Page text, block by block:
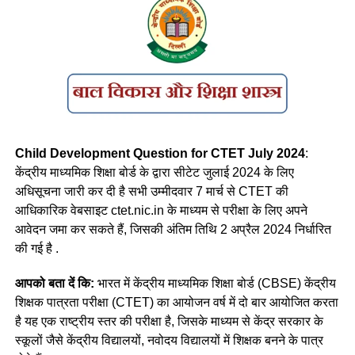
के गाँवों में रहने वाले लोगों को बनाना चाहिए।
(a) सपाट छत वाले बांस के घर
(b) सपाट् छत वाले पत्थर या लकड़ी के घर
(c) बांस के खंभों पर वने ढालू छत वाले घर
(d) मिट्टी और फूस के घर जिनकी ढालू छतें कंटीली झाड़ियों की बनी होती
हैं
Ans c
Q.6 उस महिला वेट-लिफ्टर का नाम क्या है जिसने अंतरराष्ट्रीय खेल
प्रतियोगिताओं में 29 मेडल जीते हैं?
(a) वाहिदा प्रिज्म
(b) सुनीता विलियम्स
c) A, C और D
(b) B, C और D
Ans- (a)
Q. किसी राष्ट्रीय पाठ्यचर्या की रूपरेखा ने यह सिफारिश की थी कि पहले
दो वर्षों अर्थात् कक्षाएँ । और II में पर्यावरण अध्ययन में प्राकृतिक एवं
सामाजिक वातावरण दोनों सम्मिलित होंगे, जबकि कक्षा III से V में, सामाजिक
(a) एन.सी.एफ. 2000
(b) एन.सी.एफ. 1988
Child Development Question for CTET July 2024:
केंद्रीय माध्यमिक शिक्षा बोर्ड के द्वारा सीटेट जुलाई 2024 के लिए
अधिसूचना जारी कर दी है सभी उम्मीदवार 7 मार्च से CTET की
आधिकारिक वेबसाइट ctet.nic.in के माध्यम से परीक्षा के लिए अपने
आवेदन जमा कर सकते हैं, जिसकी अंतिम तिथि 2 अप्रैल 2024 निर्धारित
की गई है .
आपको बता दें कि: भारत में केंद्रीय माध्यमिक शिक्षा बोर्ड (CBSE) केंद्रीय
शिक्षक पात्रता परीक्षा (CTET) का आयोजन वर्ष में दो बार आयोजित करता
है यह एक राष्ट्रीय स्तर की परीक्षा है, जिसके माध्यम से केंद्र सरकार के
स्कूलों जैसे केंद्रीय विद्यालयों, नवोदय विद्यालयों में शिक्षक बनने के पात्र